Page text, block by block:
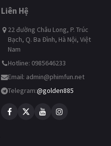
Liên Hệ
22 đường Châu Long, P. Trúc
Bạch, Q. Ba Đình, Hà Nội, Việt
Nam
Hotline: 0985646233
Email: admin@phimfun.net
Telegram:@golden885